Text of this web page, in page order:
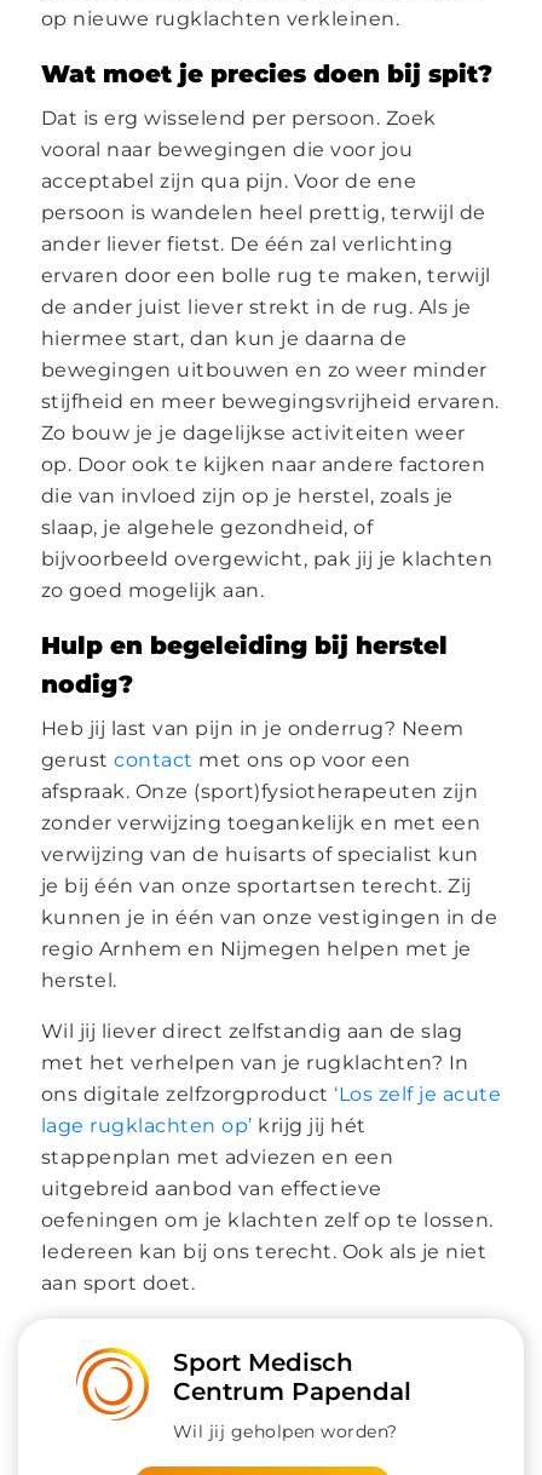
op nieuwe rugklachten verkleinen.
Wat moet je precies doen bij spit?
Dat is erg wisselend per persoon. Zoek
vooral naar bewegingen die voor jou
acceptabel zijn qua pijn. Voor de ene
persoon is wandelen heel prettig, terwijl de
ander liever fietst. De één zal verlichting
ervaren door een bolle rug te maken, terwijl
de ander juist liever strekt in de rug. Als je
hiermee start, dan kun je daarna de
bewegingen uitbouwen en zo weer minder
stijfheid en meer bewegingsvrijheid ervaren.
Zo bouw je je dagelijkse activiteiten weer
op. Door ook te kijken naar andere factoren
die van invloed zijn op je herstel, zoals je
slaap, je algehele gezondheid, of
bijvoorbeeld overgewicht, pak jij je klachten
zo goed mogelijk aan.
Hulp en begeleiding bij herstel
nodig?
Heb jij last van pijn in je onderrug? Neem
gerustcontact met ons op voor een
afspraak. Onze (sport)fysiotherapeuten zijn
zonder verwijzing toegankelijk en met een
verwijzing van de huisarts of specialist kun
je bij één van onze sportartsen terecht. Zij
kunnen je in één van onze vestigingen in de
regio Arnhem en Nijmegen helpen met je
herstel.
Wil jij liever direct zelfstandig aan de slag
met het verhelpen van je rugklachten? In
ons digitale zelfzorgproduct ‘Los zelf je acute
lage rugklachten op’ krijg jij hét
stappenplan met adviezen en een
uitgebreid aanbod van effectieve
oefeningen om je klachten zelf op te lossen.
Iedereen kan bij ons terecht. Ook als je niet
aan sport doet.
Sport Medisch
Centrum Papendal
Wil jij geholpen worden?